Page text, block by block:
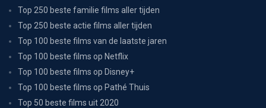
Top 250 beste familie films aller tijden
Top 250 beste actie films aller tijden
Top 100 beste films van de laatste jaren
Top 100 beste films op Netflix
Top 100 beste films op Disney+
Top 100 beste films op Pathé Thuis
Top 50 beste films uit 2020